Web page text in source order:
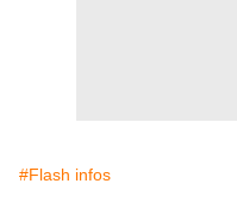
#Flash infos